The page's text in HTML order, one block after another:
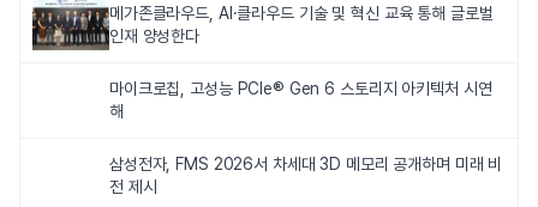
메가존클라우드, AI·클라우드 기술 및 혁신 교육 통해 글로벌
인재 양성한다
마이크로칩, 고성능 PCIe® Gen 6 스토리지 아키텍처 시연
해
삼성전자, FMS 2026서 차세대 3D 메모리 공개하며 미래 비
전 제시